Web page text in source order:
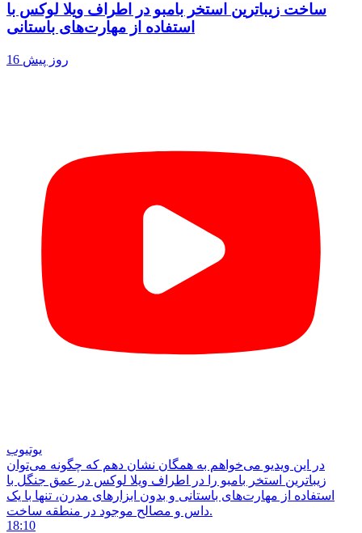
ساخت زیباترین استخر بامبو در اطراف ویلا لوکس با
استفاده از مهارت‌های باستانی
16 روز پیش
یوتیوب
در این ویدیو می‌خواهم به همگان نشان دهم که چگونه می‌توان
زیباترین استخر بامبو را در اطراف ویلا لوکس در عمق جنگل با
استفاده از مهارت‌های باستانی و بدون ابزارهای مدرن، تنها با یک
داس و مصالح موجود در منطقه ساخت.
18:10